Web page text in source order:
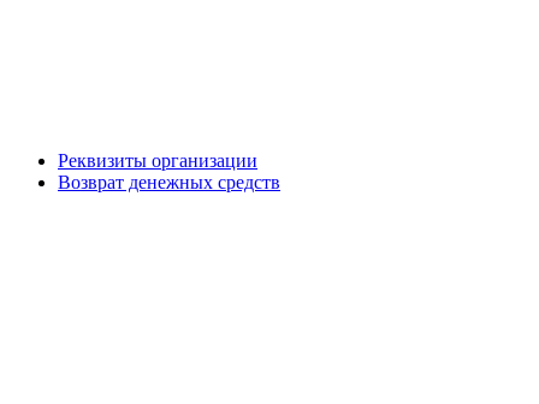
Реквизиты организации
Возврат денежных средств